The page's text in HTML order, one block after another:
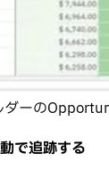
ダーの
で追跡する